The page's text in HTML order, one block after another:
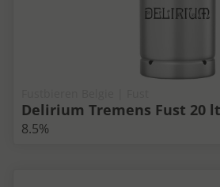
Delirium Tremens Fust 20
8.5%